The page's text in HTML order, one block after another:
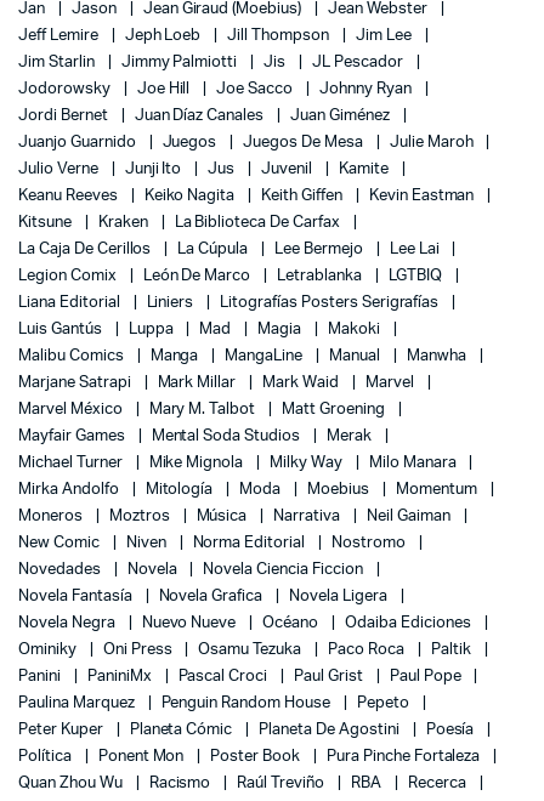
Jan
Jason Jean Giraud (Moebius)
Jean Webster
Jeff Lemire
Jeph Loeb Jill Thompson
Jim Lee
Jim Starlin
Jimmy Palmiotti Jis
JL Pescador
Jodorowsky
Joe Hill Joe Sacco
Johnny Ryan
Jordi Bernet
Juan Díaz Canales
Juan Giménez
Juanjo Guarnido
Juegos Juegos De Mesa
Julie Maroh
Julio Verne
Junji Ito Jus Juvenil
Kamite
Keanu Reeves
Keiko Nagita Keith Giffen
Kevin Eastman
Kitsune
Kraken
La Biblioteca De Carfax
La Caja De Cerillos
La Cúpula Lee Bermejo
Lee Lai
Legion Comix
León De Marco Letrablanka
LGTBIQ
Liana Editorial
Liniers
Litografías Posters Serigrafías
Luis Gantús
Luppa Mad Magia
Makoki
Malibu Comics
Manga MangaLine Manual
Manwha
Marjane Satrapi
Mark Millar Mark Waid
Marvel
Marvel México
Mary M. Talbot
Matt Groening
Mayfair Games
Mental Soda Studios
Merak
Michael Turner
Mike Mignola Milky Way
Milo Manara
Mirka Andolfo
Mitología Moda Moebius
Momentum
Moneros
Moztros Música Narrativa
Neil Gaiman
New Comic
Niven Norma Editorial
Nostromo
Novedades
Novela
Novela Ciencia Ficcion
Novela Fantasía
Novela Grafica
Novela Ligera
Novela Negra
Nuevo Nueve Océano
Odaiba Ediciones
Ominiky
Oni Press Osamu Tezuka Paco Roca
Paltik
Panini
PaniniMx Pascal Croci Paul Grist
Paul Pope
Paulina Marquez
Penguin Random House
Pepeto
Peter Kuper
Planeta Cómic Planeta De Agostini
Poesía
Política
Ponent Mon Poster Book
Pura Pinche Fortaleza
Quan Zhou Wu
Racismo Raúl Treviño RBA
Recerca